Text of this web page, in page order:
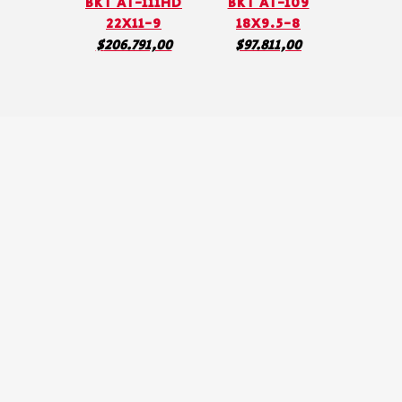
22X11-9
$206.791,00
18X9.5-8
$97.811,00